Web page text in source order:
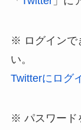
※ ログインで
い。
Twitterにログ
※ パスワード